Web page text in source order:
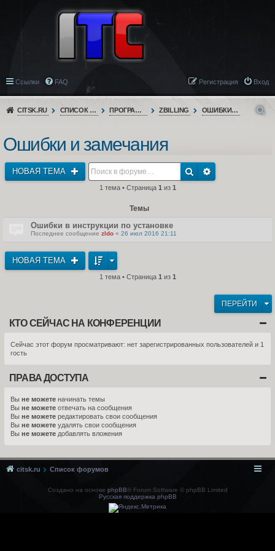
Ссылки FAQ Вход
Регистрация
CITSK.RU СПИСОК ФОРУМОВ ПРОГРАММНОЕ ОБЕСПЕЧЕНИЕ ZBILLING ОШИБКИ И ЗАМЕЧАНИЯ
Ошибки и замечания
НОВАЯ ТЕМА
1 тема • Страница 1 из 1
Темы
Ошибки в инструкции по установке
Последнее сообщение zldo « 26 июл 2016 21:11
НОВАЯ ТЕМА
1 тема • Страница 1 из 1
ПЕРЕЙТИ
КТО СЕЙЧАС НА КОНФЕРЕНЦИИ
Сейчас этот форум просматривают: нет зарегистрированных пользователей и 1
гость
ПРАВА ДОСТУПА
Вы не можете начинать темы
Вы не можете отвечать на сообщения
Вы не можете редактировать свои сообщения
Вы не можете удалять свои сообщения
Вы не можете добавлять вложения
citsk.ru Список форумов
Создано на основе phpBB® Forum Software © phpBB Limited
Русская поддержка phpBB